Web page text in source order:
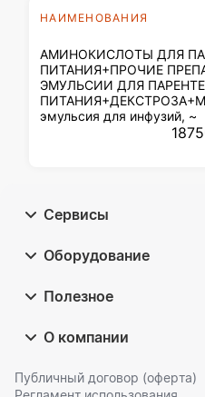
НАИМЕНОВАНИЯ
АМИНОКИСЛОТЫ ДЛЯ
ПИТАНИЯ+ПРОЧИЕ
ЭМУЛЬСИИ ДЛЯ
эмульсия для инфузий, ~
Сервисы
Оборудование
Полезное
О компании
Публичный договор (оферта)